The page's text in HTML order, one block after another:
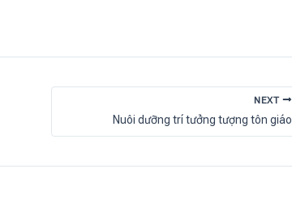
NEXT
Nuôi dưỡng trí tưởng tượng tôn giáo